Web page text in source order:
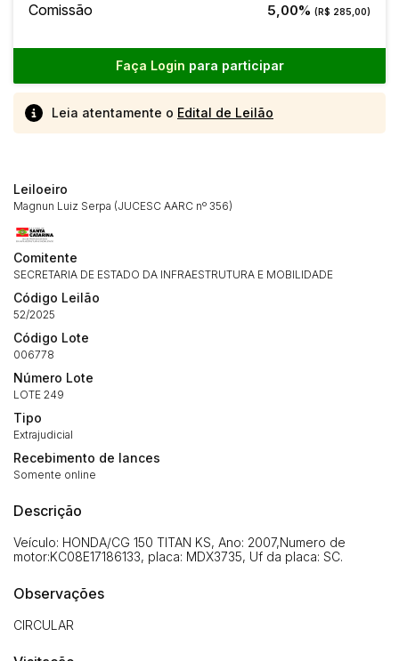
Comissão 5,00% (R$ 285,00)
Faça Login para participar
Leia atentamente o Edital de Leilão
Leiloeiro
Magnun Luiz Serpa (JUCESC AARC nº 356)
Comitente
SECRETARIA DE ESTADO DA INFRAESTRUTURA E MOBILIDADE
Código Leilão
52/2025
Código Lote
006778
Número Lote
LOTE 249
Tipo
Extrajudicial
Recebimento de lances
Somente online
Descrição
Veículo: HONDA/CG 150 TITAN KS, Ano: 2007,Numero de
motor:KC08E17186133, placa: MDX3735, Uf da placa: SC.
Observações
CIRCULAR